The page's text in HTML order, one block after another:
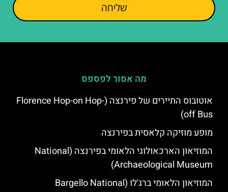
שליחה
מה אסור לפספס
אוטובוס התיירים של פירנצה (Florence Hop-on Hop-
off Bus)
מופע מוזיקה קלאסית בפירנצה
המוזיאון הארכאולוגי הלאומי בפירנצה (National
Archaeological Museum)
המוזיאון הלאומי ברג'לו (Bargello National